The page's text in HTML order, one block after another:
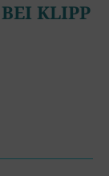
KLIPP